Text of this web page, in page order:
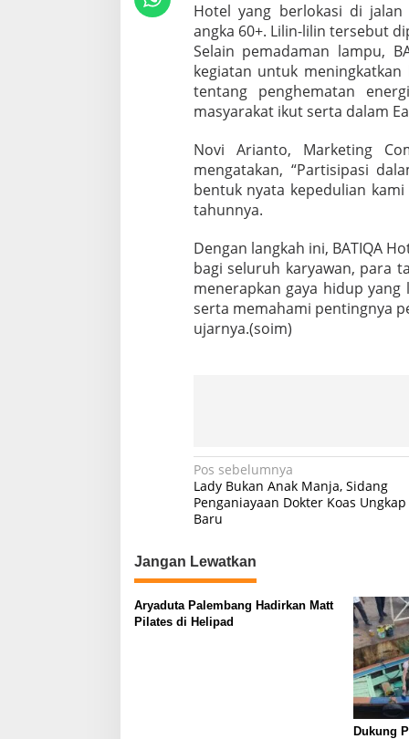
g
Hotel yang berlokasi di
angka 60+. Lilin-lilin tersebut
Selain pemadaman lampu,
kegiatan untuk
tentang penghematan
masyarakat ikut serta dalam
Novi Arianto, Marketing
mengatakan, “Partisipasi
bentuk nyata kepedulian
tahunnya.
Dengan langkah ini, BATIQA
bagi seluruh karyawan, para
menerapkan gaya hidup
serta memahami pentingnya
ujarnya.(soim)
N
a
v
i
g
a
s
Pos sebelumnya
Lady Bukan Anak Manja, Sidang
Penganiayaan Dokter Koas Ungkap
Baru
Jangan Lewatkan
Aryaduta Palembang Hadirkan Matt
Pilates di Helipad
Dukung